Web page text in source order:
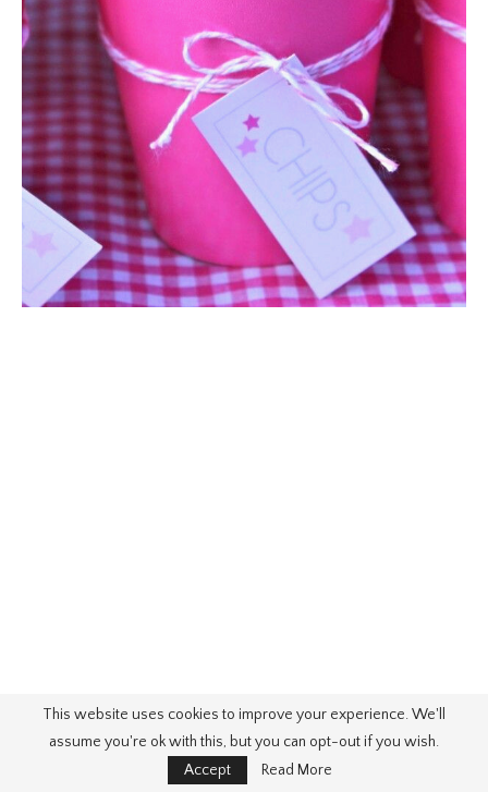
This website uses cookies to improve your experience. We'll
assume you're ok with this, but you can opt-out if you wish.
Accept
Read More